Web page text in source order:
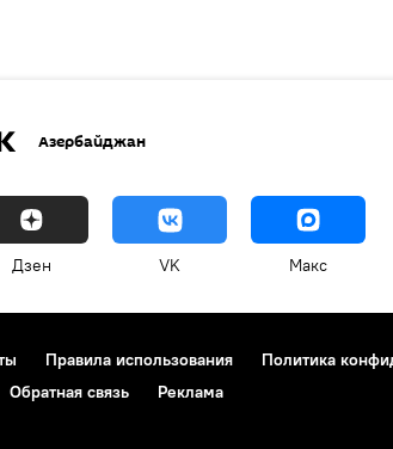
Азербайджан
Дзен VK Макс
Правила использования Политика
Обратная связь Реклама